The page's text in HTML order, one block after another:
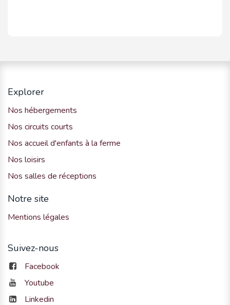
Explorer
Nos hébergements
Nos circuits courts
Nos accueil d'enfants à la ferme
Nos loisirs
Nos salles de réceptions
Notre site
Mentions légales
Suivez-nous
Facebook
Youtube
Linkedin